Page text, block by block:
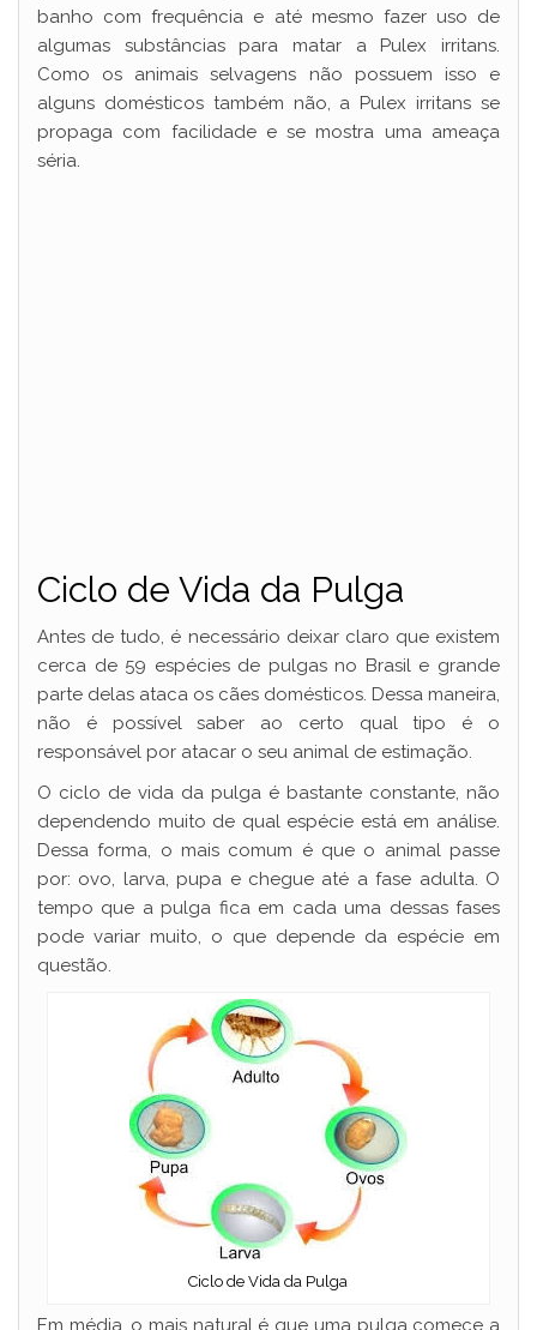
banho com frequência e até mesmo fazer uso de
algumas substâncias para matar a Pulex irritans.
Como os animais selvagens não possuem isso e
alguns domésticos também não, a Pulex irritans se
propaga com facilidade e se mostra uma ameaça
séria.
Ciclo de Vida da Pulga
Antes de tudo, é necessário deixar claro que existem
cerca de 59 espécies de pulgas no Brasil e grande
parte delas ataca os cães domésticos. Dessa maneira,
não é possível saber ao certo qual tipo é o
responsável por atacar o seu animal de estimação.
O ciclo de vida da pulga é bastante constante, não
dependendo muito de qual espécie está em análise.
Dessa forma, o mais comum é que o animal passe
por: ovo, larva, pupa e chegue até a fase adulta. O
tempo que a pulga fica em cada uma dessas fases
pode variar muito, o que depende da espécie em
questão.
Ciclo de Vida da Pulga
Em média, o mais natural é que uma pulga comece a